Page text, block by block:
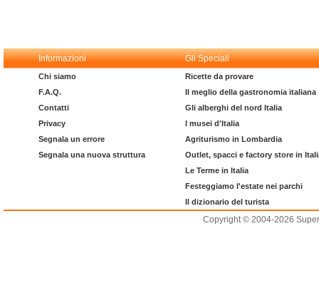
Informazioni Gli Speciali
Chi siamo
F.A.Q.
Contatti
Privacy
Segnala un errore
Segnala una nuova struttura
Ricette da provare
Il meglio della gastronomia italiana
Gli alberghi del nord Italia
I musei d'Italia
Agriturismo in Lombardia
Outlet, spacci e factory store in
Le Terme in Italia
Festeggiamo l'estate nei parchi
Il dizionario del turista
Copyright © 2004-2026